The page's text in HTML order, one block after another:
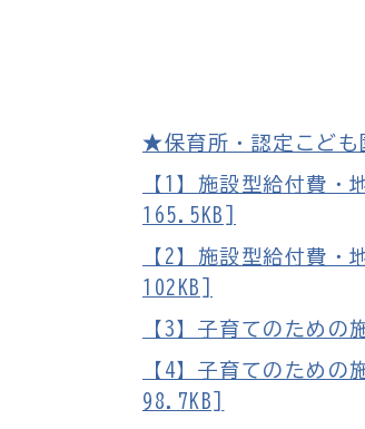
★保育所・認定こども
【1】施設型給付費・
165.5KB]
【2】施設型給付費・
102KB]
【3】子育てのための
【4】子育てのための
98.7KB]